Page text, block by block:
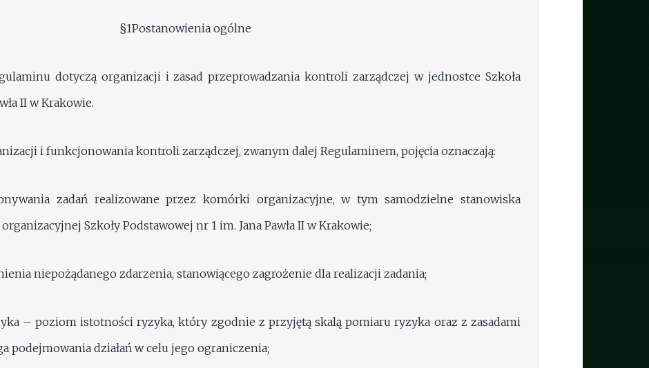
§1Postanowienia ogólne
dotyczą organizacji i zasad przeprowadzania kontroli zarządczej w jednostce Szkoła
II w Krakowie.
i funkcjonowania kontroli zarządczej, zwanym dalej Regulaminem, pojęcia oznaczają:
zadań realizowane przez komórki organizacyjne, w tym samodzielne stanowiska
Szkoły Podstawowej nr 1 im. Jana Pawła II w Krakowie;
niepożądanego zdarzenia, stanowiącego zagrożenie dla realizacji zadania;
– poziom istotności ryzyka, który zgodnie z przyjętą skalą pomiaru ryzyka oraz z zasadami
podejmowania działań w celu jego ograniczenia;